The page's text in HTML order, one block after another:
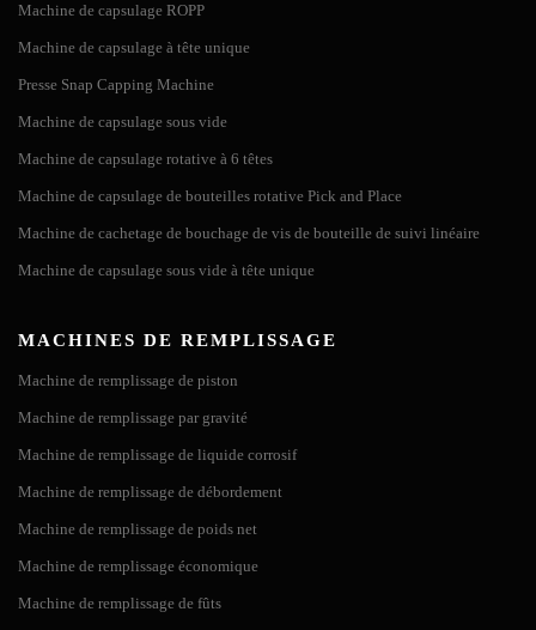
Papier de dégagement
L'écran tactile intelligent, l'API importé et l'intelligence artificielle
Étiqueteuse de positionnement automatique à trois
rouleaux
d'orientation des bouteilles rondes avec dispositif d'orientation, la
l'étiquette enveloppante. L'étiqueteuse enveloppante orientée est
contrôlée par un servomoteur (l'exactitude de l'étiquette est de 0.5
Machine de capsulage ROPP
Machine de capsulage à tête unique
Presse Snap Capping Machine
Machine de capsulage sous vide
Machine de capsulage rotative à 6 têtes
Machine de capsulage de bouteilles rotative Pick and Place
Machine de cachetage de bouchage de vis de bouteille de suivi linéaire
Machine de capsulage sous vide à tête unique
MACHINES DE REMPLISSAGE
Machine de remplissage de piston
Machine de remplissage par gravité
Machine de remplissage de liquide corrosif
Machine de remplissage de débordement
Machine de remplissage de poids net
Machine de remplissage économique
Machine de remplissage de fûts